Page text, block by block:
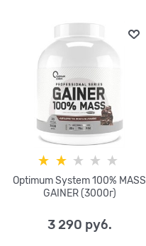
Optimum System 100% MASS
GAINER (3000г)
3 290 руб.